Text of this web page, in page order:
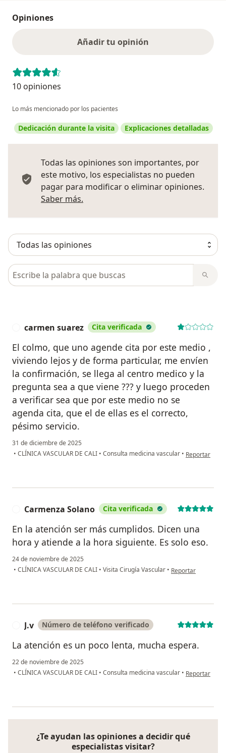
Opiniones
Añadir tu opinión
10 opiniones
Lo más mencionado por los pacientes
Dedicación durante la visita Explicaciones detalladas
Todas las opiniones son importantes, por
este motivo, los especialistas no pueden
pagar para modificar o eliminar opiniones.
Saber más.
Busca en opiniones
carmen suarez Cita verificada
El colmo, que uno agende cita por este medio ,
viviendo lejos y de forma particular, me envíen
la confirmación, se llega al centro medico y la
pregunta sea a que viene ??? y luego proceden
a verificar sea que por este medio no se
agenda cita, que el de ellas es el correcto,
pésimo servicio.
31 de diciembre de 2025
• CLÍNICA VASCULAR DE CALI • Consulta medicina vascular • en opinión
Reportar
Carmenza Solano Cita verificada
En la atención ser más cumplidos. Dicen una
hora y atiende a la hora siguiente. Es solo eso.
24 de noviembre de 2025
• CLÍNICA VASCULAR DE CALI • Visita Cirugía Vascular • en opinión del
Reportar
J.v Número de teléfono verificado
La atención es un poco lenta, mucha espera.
22 de noviembre de 2025
• CLÍNICA VASCULAR DE CALI • Consulta medicina vascular • en opinión del
Reportar
¿Te ayudan las opiniones a decidir qué
especialistas visitar?